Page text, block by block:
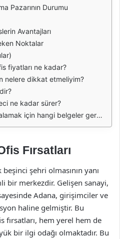
Pazarının Durumu
Avantajları
Noktalar
fiyatları ne kadar?
nelere dikkat etmeliyim?
ne kadar sürer?
için hangi belgeler gereklidir?
Fırsatları
şehri olmasının yanı
bir merkezdir. Gelişen sanayi,
Adana, girişimciler ve
haline gelmiştir. Bu
fırsatları, hem yerel hem de
bir ilgi odağı olmaktadır. Bu